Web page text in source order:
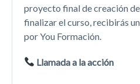
proyecto final de creación
finalizar el curso, recibirás
por You Formación.
Llamada a la acción